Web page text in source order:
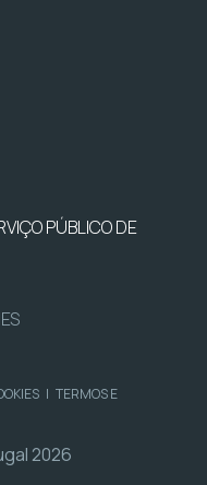
PÚBLICO DE
| TERMOS E
2026